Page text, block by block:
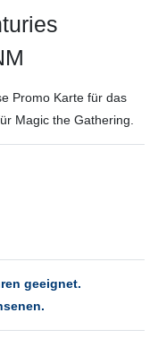
Promo Karte für das
Magic the Gathering.
geeignet.